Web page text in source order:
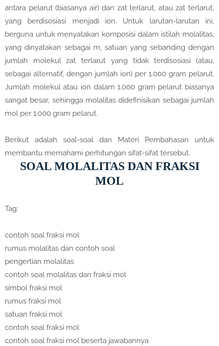
antara pelarut (biasanya air) dan zat terlarut, atau zat terlarut,
yang berdisosiasi menjadi ion. Untuk larutan-larutan ini,
berguna untuk menyatakan komposisi dalam istilah molalitas,
yang dinyatakan sebagai m, satuan yang sebanding dengan
jumlah molekul zat terlarut yang tidak terdisosiasi (atau,
sebagai alternatif, dengan jumlah ion) per 1.000 gram pelarut.
Jumlah molekul atau ion dalam 1.000 gram pelarut biasanya
sangat besar, sehingga molalitas didefinisikan sebagai jumlah
mol per 1.000 gram pelarut.
Berikut adalah soal-soal dan Materi Pembahasan untuk
membantu memahami perhitungan sifat-sifat tersebut.
SOAL MOLALITAS DAN FRAKSI
MOL
Tag:
contoh soal fraksi mol
rumus molalitas dan contoh soal
pengertian molalitas
contoh soal molalitas dan fraksi mol
simbol fraksi mol
rumus fraksi mol
satuan fraksi mol
contoh soal fraksi mol
contoh soal fraksi mol beserta jawabannya